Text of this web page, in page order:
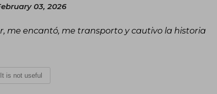
03, 2026
me encantó, me transporto y cautivo la historia
It is not useful